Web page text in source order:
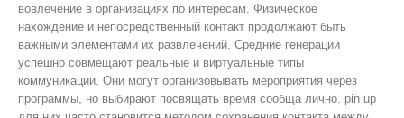
вовлечение в организациях по интересам. Физическое
нахождение и непосредственный контакт продолжают быть
важными элементами их развлечений. Средние генерации
успешно совмещают реальные и виртуальные типы
коммуникации. Они могут организовывать мероприятия через
программы, но выбирают посвящать время сообща лично. pin up